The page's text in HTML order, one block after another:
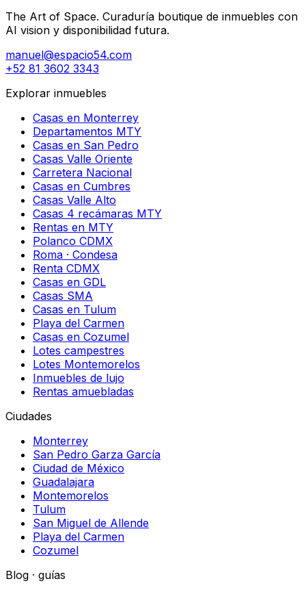
The Art of Space. Curaduría boutique de inmuebles con
AI vision y disponibilidad futura.
manuel@espacio54.com
+52 81 3602 3343
Explorar inmuebles
Casas en Monterrey
Departamentos MTY
Casas en San Pedro
Casas Valle Oriente
Carretera Nacional
Casas en Cumbres
Casas Valle Alto
Casas 4 recámaras MTY
Rentas en MTY
Polanco CDMX
Roma · Condesa
Renta CDMX
Casas en GDL
Casas SMA
Casas en Tulum
Playa del Carmen
Casas en Cozumel
Lotes campestres
Lotes Montemorelos
Inmuebles de lujo
Rentas amuebladas
Ciudades
Monterrey
San Pedro Garza García
Ciudad de México
Guadalajara
Montemorelos
Tulum
San Miguel de Allende
Playa del Carmen
Cozumel
Blog · guías